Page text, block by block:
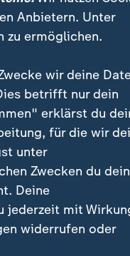
Die
einen
getötet und
auf eine
entsprechende
Anbietern. Unter
zu ermöglichen.
wir deine
betrifft nur dein
erklärst du
für die wir
unter
Zwecken du
Deine
jederzeit mit
widerrufen oder